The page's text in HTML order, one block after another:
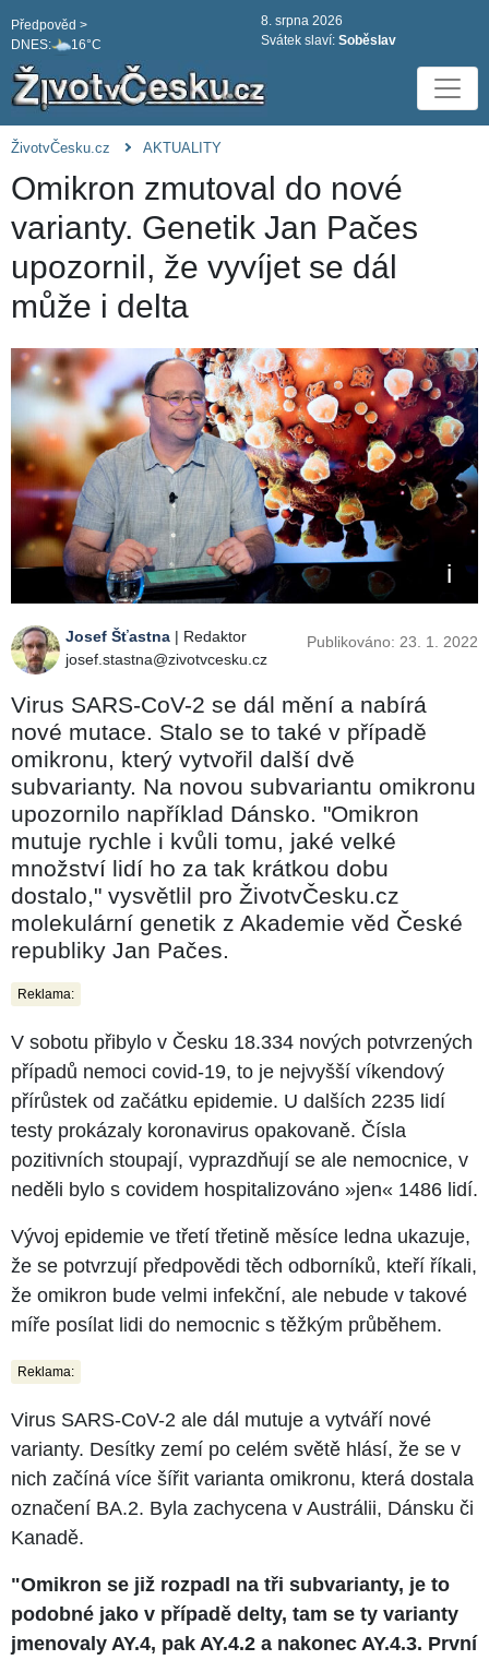
DNES: 16°C
Předpověd >
8. srpna 2026
Svátek slaví: Soběslav
ŽivotvČesku.cz AKTUALITY
Omikron zmutoval do nové
varianty. Genetik Jan Pačes
upozornil, že vyvíjet se dál
může i delta
Josef Šťastna | Redaktor
josef.stastna@zivotvcesku.cz
Publikováno: 23. 1. 2022
Virus SARS-CoV-2 se dál mění a nabírá
nové mutace. Stalo se to také v případě
omikronu, který vytvořil další dvě
subvarianty. Na novou subvariantu omikronu
upozornilo například Dánsko. "Omikron
mutuje rychle i kvůli tomu, jaké velké
množství lidí ho za tak krátkou dobu
dostalo," vysvětlil pro ŽivotvČesku.cz
molekulární genetik z Akademie věd České
republiky Jan Pačes.
Reklama:
V sobotu přibylo v Česku 18.334 nových potvrzených
případů nemoci covid-19, to je nejvyšší víkendový
přírůstek od začátku epidemie. U dalších 2235 lidí
testy prokázaly koronavirus opakovaně. Čísla
pozitivních stoupají, vyprazdňují se ale nemocnice, v
neděli bylo s covidem hospitalizováno »jen« 1486 lidí.
Vývoj epidemie ve třetí třetině měsíce ledna ukazuje,
že se potvrzují předpovědi těch odborníků, kteří říkali,
že omikron bude velmi infekční, ale nebude v takové
míře posílat lidi do nemocnic s těžkým průběhem.
Reklama:
Virus SARS-CoV-2 ale dál mutuje a vytváří nové
varianty. Desítky zemí po celém světě hlásí, že se v
nich začíná více šířit varianta omikronu, která dostala
označení BA.2. Byla zachycena v Austrálii, Dánsku či
Kanadě.
"Omikron se již rozpadl na tři subvarianty, je to
podobné jako v případě delty, tam se ty varianty
jmenovaly AY.4, pak AY.4.2 a nakonec AY.4.3. První